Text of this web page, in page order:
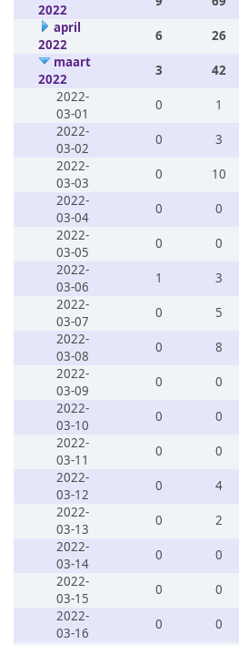
2022
april
2022
6 26
maart
2022
3 42
2022-
03-01
0 1
2022-
03-02
0 3
2022-
03-03
0 10
2022-
03-04
0 0
2022-
03-05
0 0
2022-
03-06
1 3
2022-
03-07
0 5
2022-
03-08
0 8
2022-
03-09
0 0
2022-
03-10
0 0
2022-
03-11
0 0
2022-
03-12
0 4
2022-
03-13
0 2
2022-
03-14
0 0
2022-
03-15
0 0
2022-
03-16
0 0